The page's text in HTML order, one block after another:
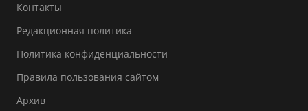
Контакты
Редакционная политика
Политика конфиденциальности
Правила пользования сайтом
Архив